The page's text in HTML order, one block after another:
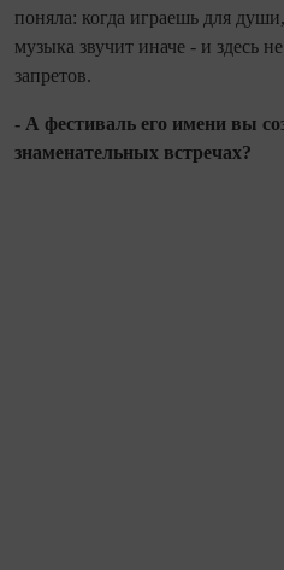
поняла: когда играешь для
музыка звучит иначе - и здесь
запретов.
- А фестиваль его имени вы
знаменательных встречах?